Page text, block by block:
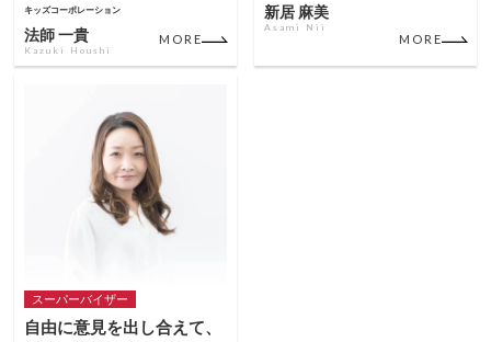
キッズコーポレーション
法師 一貴
Kazuki Houshi
MORE
新居 麻美
Asami Nii
MORE
スーパーバイザー
自由に意見を出し合えて、